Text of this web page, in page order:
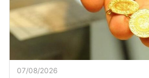
07/08/2026